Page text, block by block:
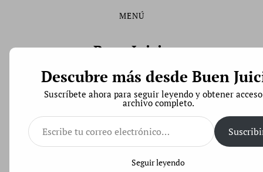
principal
MENÚ
Buen Juicio
Derecho de Código Abierto
Dos de los tres jueces que juzgaron a Pablo Hasél
Descubre más desde Buen
Suscríbete ahora para seguir leyendo y obtener
archivo completo.
Escribe
tu
correo
electrónico…
Seguir leyendo